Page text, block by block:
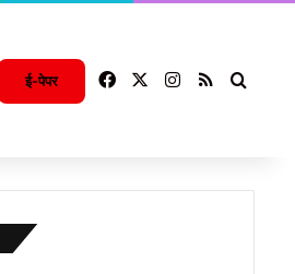
ई-पेपर FacebookInstagram
RSS